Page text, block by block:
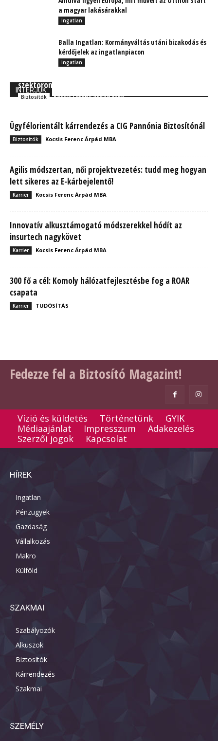
a magyar lakásárakkal
Ingatlan
Balla Ingatlan: Kormányváltás utáni bizakodás és
kérdőjelek az ingatlanpiacon
Ingatlan
INTERJÚK
szektoron kívüli vállalatokkal is versenyez
Biztosítók Kocsis Ferenc Árpád MBA
Ügyfélorientált kárrendezés a CIG Pannónia Biztosítónál
Biztosítók Kocsis Ferenc Árpád MBA
Agilis módszertan, női projektvezetés: tudd meg hogyan
lett sikeres az E-kárbejelentő!
Karrier Kocsis Ferenc Árpád MBA
Innovatív alkusztámogató módszerekkel hódít az
insurtech nagykövet
Karrier Kocsis Ferenc Árpád MBA
300 fő a cél: Komoly hálózatfejlesztésbe fog a ROAR
csapata
Karrier TUDÓSÍTÁS
Fedezze fel a Biztosító Magazint!
Vízió és küldetés Történetünk
GYIK
Médiaajánlat
Impresszum
Adakezelés
Szerzői jogok
Kapcsolat
HÍREK
Ingatlan
Pénzügyek
Gazdaság
Vállalkozás
Makro
Külföld
SZAKMAI
Szabályozók
Alkuszok
Biztosítók
Kárrendezés
Szakmai
SZEMÉLY